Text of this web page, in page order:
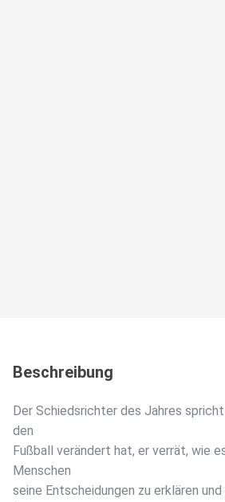
Beschreibung
Der Schiedsrichter des Jahres
den
Fußball verändert hat, er verrät, wie
Menschen
seine Entscheidungen zu erklären